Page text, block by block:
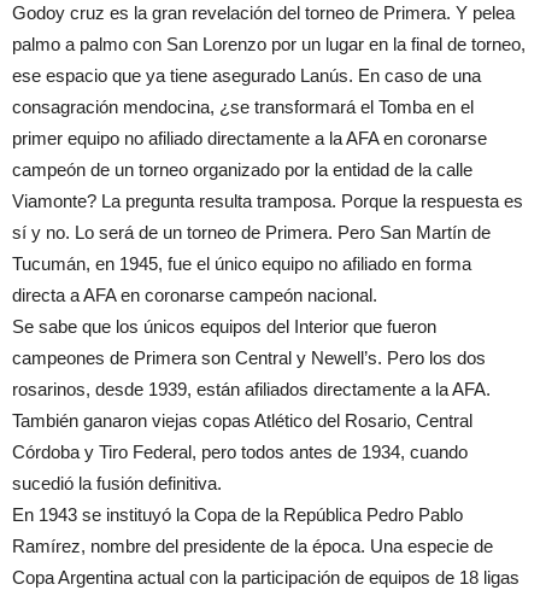
Godoy cruz es la gran revelación del torneo de Primera. Y pelea
palmo a palmo con San Lorenzo por un lugar en la final de torneo,
ese espacio que ya tiene asegurado Lanús. En caso de una
consagración mendocina, ¿se transformará el Tomba en el
primer equipo no afiliado directamente a la AFA en coronarse
campeón de un torneo organizado por la entidad de la calle
Viamonte? La pregunta resulta tramposa. Porque la respuesta es
sí y no. Lo será de un torneo de Primera. Pero San Martín de
Tucumán, en 1945, fue el único equipo no afiliado en forma
directa a AFA en coronarse campeón nacional.
Se sabe que los únicos equipos del Interior que fueron
campeones de Primera son Central y Newell’s. Pero los dos
rosarinos, desde 1939, están afiliados directamente a la AFA.
También ganaron viejas copas Atlético del Rosario, Central
Córdoba y Tiro Federal, pero todos antes de 1934, cuando
sucedió la fusión definitiva.
En 1943 se instituyó la Copa de la República Pedro Pablo
Ramírez, nombre del presidente de la época. Una especie de
Copa Argentina actual con la participación de equipos de 18 ligas